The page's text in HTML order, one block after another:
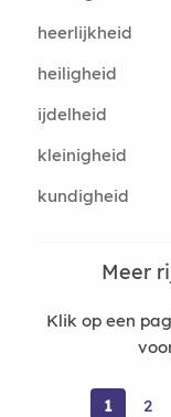
heerlijkheid
heiligheid
ijdelheid
kleinigheid
kundigheid
Meer
Klik op een
1 2